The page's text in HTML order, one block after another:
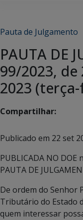
Pauta de Julgamento
PAUTA DE
99/2023,
2023
Compartilhar:
Publicado em 22 set
PUBLICADA NO DOE
PAUTA DE
De ordem do Senhor
Tributário do Estado
quem interessar